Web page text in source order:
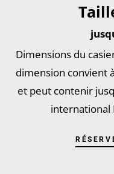
Dimensions du
dimension convient
et peut contenir
international